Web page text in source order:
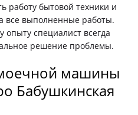
работу бытовой техники и
все выполненные работы.
опыту специалист всегда
решение проблемы.
машины
Бабушкинская